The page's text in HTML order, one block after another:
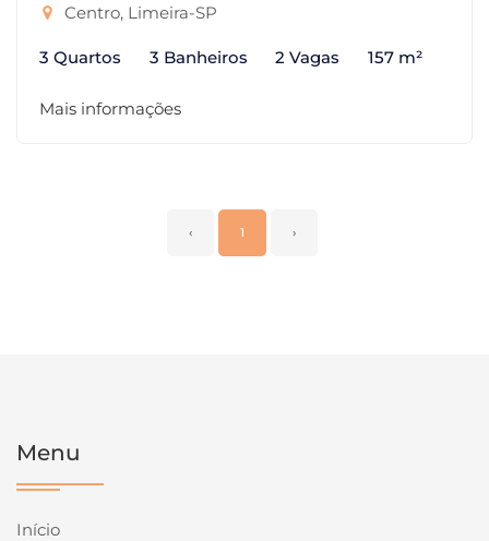
Centro, Limeira-SP
3 Quartos 3 Banheiros 2 Vagas 157 m²
Mais informações
‹ 1 ›
Menu
Início